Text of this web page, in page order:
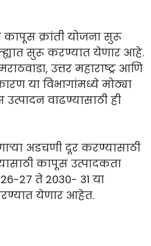
क्रांती योजना सुरू
सुरू करण्यात येणार आहे.
उत्तर महाराष्ट्र आणि
या विभागांमध्ये मोठ्या
वाढण्यासाठी ही
अडचणी दूर करण्यासाठी
कापूस उत्पादकता
27 ते 2030- 31 या
येणार आहेत.